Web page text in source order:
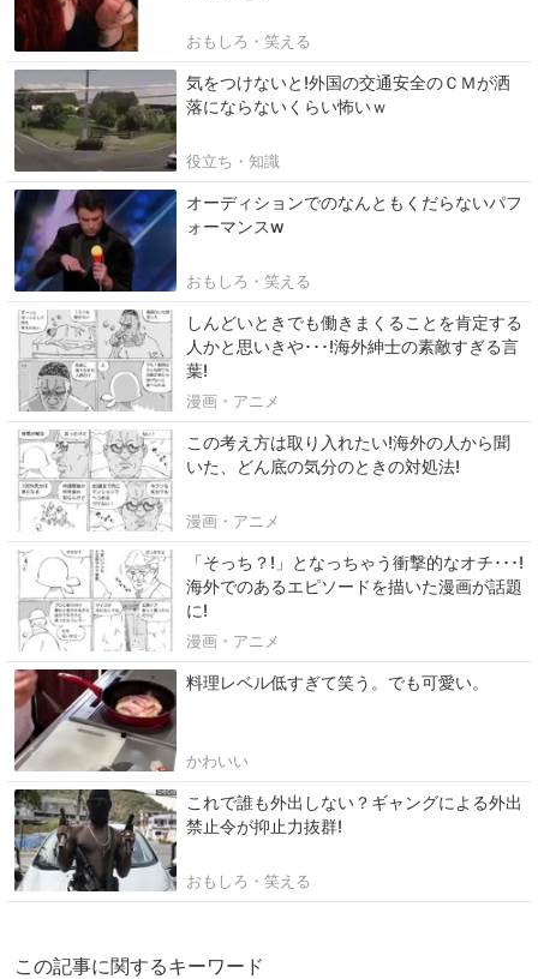
おもしろ・笑える
気をつけないと!外国の交通安全のＣＭが洒
落にならないくらい怖いｗ
役立ち・知識
オーディションでのなんともくだらないパフ
ォーマンスw
おもしろ・笑える
しんどいときでも働きまくることを肯定する
人かと思いきや･･･!海外紳士の素敵すぎる言
葉!
漫画・アニメ
この考え方は取り入れたい!海外の人から聞
いた、どん底の気分のときの対処法!
漫画・アニメ
「そっち？!」となっちゃう衝撃的なオチ･･･!
海外でのあるエピソードを描いた漫画が話題
に!
漫画・アニメ
料理レベル低すぎて笑う。でも可愛い。
かわいい
これで誰も外出しない？ギャングによる外出
禁止令が抑止力抜群!
おもしろ・笑える
この記事に関するキーワード